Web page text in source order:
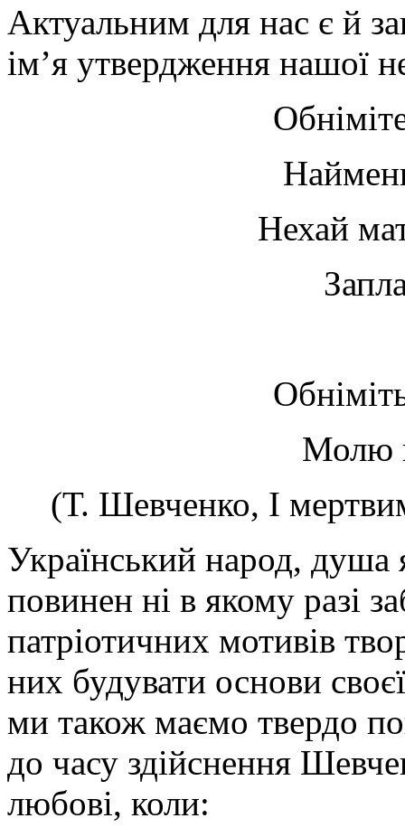
Актуальним для нас є й
ім’я утвердження нашої
Нехай
Молю
(Т. Шевченко, І
Український народ, душа
повинен ні в якому разі
патріотичних мотивів
них будувати основи
ми також маємо твердо
до часу здійснення
любові, коли: